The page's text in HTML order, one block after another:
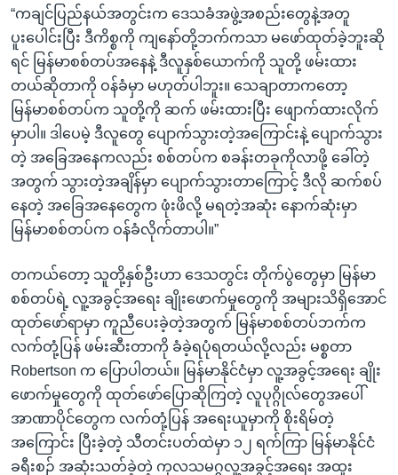
“ကချင်ပြည်နယ်အတွင်းက ဒေသခံအဖွဲ့အစည်းတွေနဲ့အတူ
ပူးပေါင်းပြီး ဒီကိစ္စကို ကျနော်တို့ဘက်ကသာ မဖော်ထုတ်ခဲ့ဘူးဆို
ရင် မြန်မာစစ်တပ်အနေနဲ့ ဒီလူနှစ်ယောက်ကို သူတို့ ဖမ်းထား
တယ်ဆိုတာကို ဝန်ခံမှာ မဟုတ်ပါဘူး။ သေချာတာကတော့
မြန်မာစစ်တပ်က သူတို့ကို ဆက် ဖမ်းထားပြီး ဖျောက်ထားလိုက်
မှာပါ။ ဒါပေမဲ့ ဒီလူတွေ ပျောက်သွားတဲ့အကြောင်းနဲ့ ပျောက်သွား
တဲ့ အခြေအနေကလည်း စစ်တပ်က စခန်းတခုကိုလာဖို့ ခေါ်တဲ့
အတွက် သွားတဲ့အချိန်မှာ ပျောက်သွားတာကြောင့် ဒီလို ဆက်စပ်
နေတဲ့ အခြေအနေတွေက ဖုံးဖိလို့ မရတဲ့အဆုံး နောက်ဆုံးမှာ
မြန်မာစစ်တပ်က ဝန်ခံလိုက်တာပါ။”
တကယ်တော့ သူတို့နှစ်ဦးဟာ ဒေသတွင်း တိုက်ပွဲတွေမှာ မြန်မာ
စစ်တပ်ရဲ့ လူ့အခွင့်အရေး ချိုးဖောက်မှုတွေကို အများသိရှိအောင်
ထုတ်ဖော်ရာမှာ ကူညီပေးခဲ့တဲ့အတွက် မြန်မာစစ်တပ်ဘက်က
လက်တုံ့ပြန် ဖမ်းဆီးတာကို ခံခဲ့ရပုံရတယ်လို့လည်း မစ္စတာ
Robertson က ပြောပါတယ်။ မြန်မာနိုင်ငံမှာ လူ့အခွင့်အရေး ချိုး
ဖောက်မှုတွေကို ထုတ်ဖော်ပြောဆိုကြတဲ့ လူပုဂ္ဂိုလ်တွေအပေါ်
အာဏာပိုင်တွေက လက်တုံ့ပြန် အရေးယူမှာကို စိုးရိမ်တဲ့
အကြောင်း ပြီးခဲ့တဲ့ သီတင်းပတ်ထဲမှာ ၁၂ ရက်ကြာ မြန်မာနိုင်ငံ
ခရီးစဉ် အဆုံးသတ်ခဲ့တဲ့ ကုလသမဂ္ဂလူ့အခွင့်အရေး အထူး